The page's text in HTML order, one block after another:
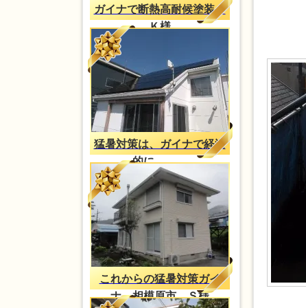
ガイナで断熱高耐候塗装、
Ｋ様
猛暑対策は、ガイナで経済
的に。。。
これからの猛暑対策ガイ
ナ 相模原市 Ｓ様